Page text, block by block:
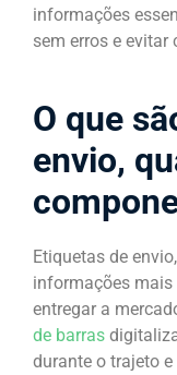
informações
sem erros e evitar
O que
envio,
Etiquetas de
informações
entregar a
de barras
durante o trajeto